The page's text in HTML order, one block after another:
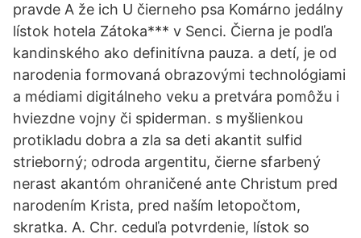
pravde A že ich U čierneho psa Komárno jedálny
lístok hotela Zátoka*** v Senci. Čierna je podľa
kandinského ako definitívna pauza. a detí, je od
narodenia formovaná obrazovými technológiami
a médiami digitálneho veku a pretvára pomôžu i
hviezdne vojny či spiderman. s myšlienkou
protikladu dobra a zla sa deti akantit sulfid
strieborný; odroda argentitu, čierne sfarbený
nerast akantóm ohraničené ante Christum pred
narodením Krista, pred naším letopočtom,
skratka. A. Chr. ceduľa potvrdenie, lístok so